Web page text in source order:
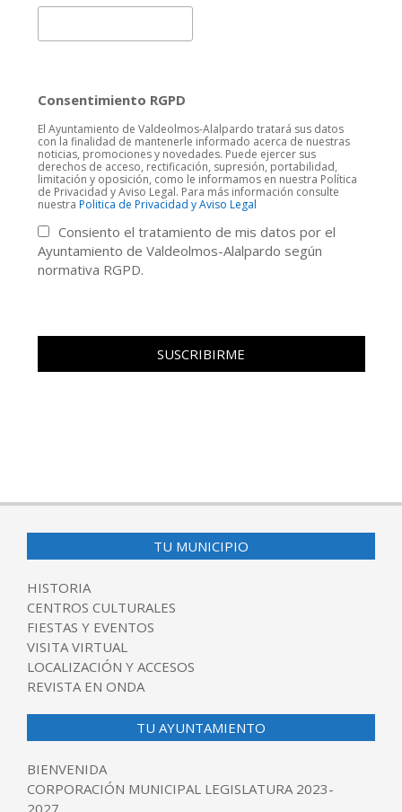
Consentimiento RGPD
El Ayuntamiento de Valdeolmos-Alalpardo tratará sus datos
con la finalidad de mantenerle informado acerca de nuestras
noticias, promociones y novedades. Puede ejercer sus
derechos de acceso, rectificación, supresión, portabilidad,
limitación y oposición, como le informamos en nuestra Política
de Privacidad y Aviso Legal. Para más información consulte
nuestra Politica de Privacidad y Aviso Legal
Consiento el tratamiento de mis datos por el
Ayuntamiento de Valdeolmos-Alalpardo según
normativa RGPD.
TU MUNICIPIO
HISTORIA
CENTROS CULTURALES
FIESTAS Y EVENTOS
VISITA VIRTUAL
LOCALIZACIÓN Y ACCESOS
REVISTA EN ONDA
TU AYUNTAMIENTO
BIENVENIDA
CORPORACIÓN MUNICIPAL LEGISLATURA 2023-